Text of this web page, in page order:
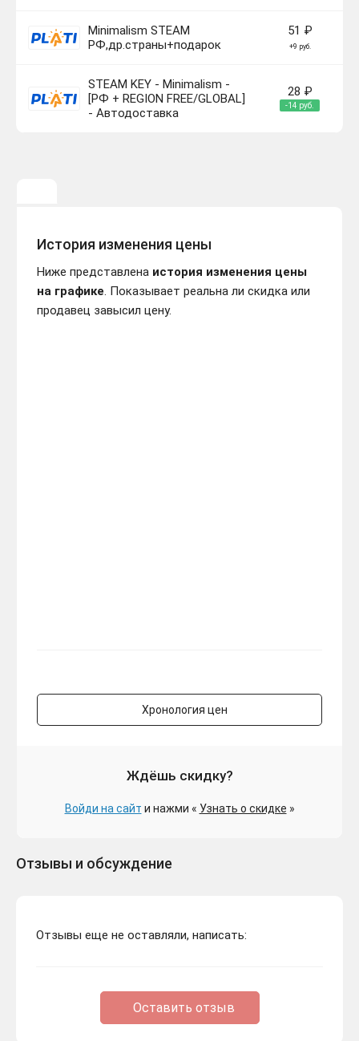
Minimalism STEAM
РФ,др.страны+подарок
51 ₽
+9 руб.
STEAM KEY - Minimalism -
[РФ + REGION FREE/GLOBAL]
- Автодоставка
28 ₽
-14 руб.
История изменения цены
Ниже представлена история изменения цены
на графике. Показывает реальна ли скидка или
продавец завысил цену.
Хронология цен
Ждёшь скидку?
Войди на сайт и нажми « Узнать о скидке »
Отзывы и обсуждение
Отзывы еще не оставляли, написать:
Оставить отзыв